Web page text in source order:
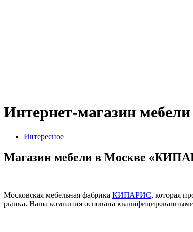
Интернет-магазин
Интересное
Магазин мебели в Москве
Московская мебельная фабрика КИПАРИС, которая
рынка. Наша компания основана